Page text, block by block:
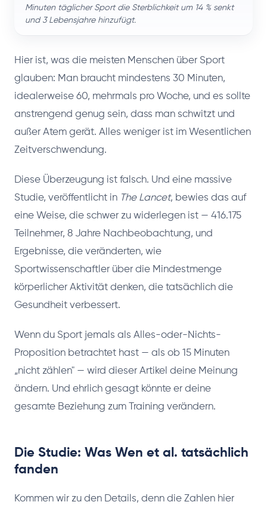
Minuten täglicher Sport die Sterblichkeit um 14 % senkt
und 3 Lebensjahre hinzufügt.
Hier ist, was die meisten Menschen über Sport
glauben: Man braucht mindestens 30 Minuten,
idealerweise 60, mehrmals pro Woche, und es sollte
anstrengend genug sein, dass man schwitzt und
außer Atem gerät. Alles weniger ist im Wesentlichen
Zeitverschwendung.
Diese Überzeugung ist falsch. Und eine massive
Studie, veröffentlicht in The Lancet, bewies das auf
eine Weise, die schwer zu widerlegen ist — 416.175
Teilnehmer, 8 Jahre Nachbeobachtung, und
Ergebnisse, die veränderten, wie
Sportwissenschaftler über die Mindestmenge
körperlicher Aktivität denken, die tatsächlich die
Gesundheit verbessert.
Wenn du Sport jemals als Alles-oder-Nichts-
Proposition betrachtet hast — als ob 15 Minuten
„nicht zählen" — wird dieser Artikel deine Meinung
ändern. Und ehrlich gesagt könnte er deine
gesamte Beziehung zum Training verändern.
Die Studie: Was Wen et al. tatsächlich
fanden
Kommen wir zu den Details, denn die Zahlen hier